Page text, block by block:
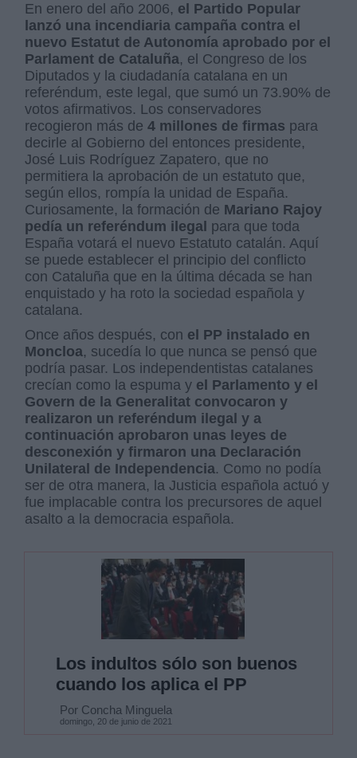
En enero del año 2006, el Partido Popular
lanzó una incendiaria campaña contra el
nuevo Estatut de Autonomía aprobado por el
Parlament de Cataluña, el Congreso de los
Diputados y la ciudadanía catalana en un
referéndum, este legal, que sumó un 73.90% de
votos afirmativos. Los conservadores
recogieron más de4 millones de firmas para
decirle al Gobierno del entonces presidente,
José Luis Rodríguez Zapatero, que no
permitiera la aprobación de un estatuto que,
según ellos, rompía la unidad de España.
Curiosamente, la formación de Mariano Rajoy
pedía un referéndum ilegal para que toda
España votará el nuevo Estatuto catalán. Aquí
se puede establecer el principio del conflicto
con Cataluña que en la última década se han
enquistado y ha roto la sociedad española y
catalana.
Once años después, con el PP instalado en
Moncloa, sucedía lo que nunca se pensó que
podría pasar. Los independentistas catalanes
crecían como la espuma y el Parlamento y el
Govern de la Generalitat convocaron y
realizaron un referéndum ilegal y a
continuación aprobaron unas leyes de
desconexión y firmaron una Declaración
Unilateral de Independencia. Como no podía
ser de otra manera, la Justicia española actuó y
fue implacable contra los precursores de aquel
asalto a la democracia española.
Los indultos sólo son buenos
cuando los aplica el PP
Por Concha Minguela
domingo, 20 de junio de 2021